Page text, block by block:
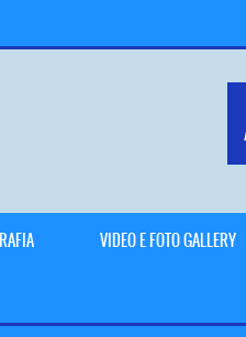
VIDEO E FOTO GALLERY